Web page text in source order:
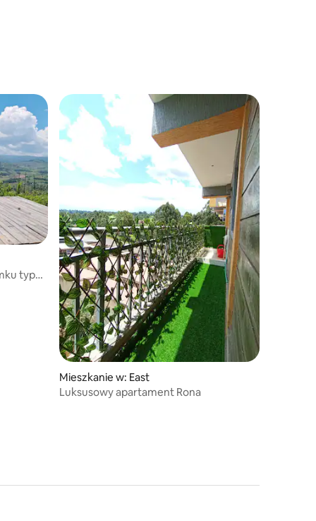
typu
Mieszkanie w: East
Luksusowy apartament Rona